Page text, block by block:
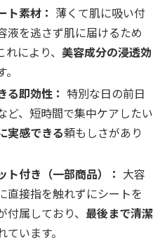
ト素材： 薄くて肌に吸い付
液を逃さず肌に届けるため
れにより、美容成分の浸透効
る即効性： 特別な日の前日
ど、短時間で集中ケアしたい
実感できる頼もしさがあり
付き（一部商品）： 大容
直接指を触れずにシートを
属しており、 最後まで清潔
います。